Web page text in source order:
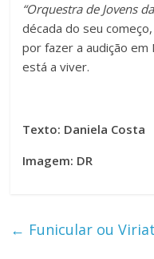
“Orquestra de Jovens
década do seu
por fazer a audição em
está a viver.
Texto: Daniela Costa
Imagem: DR
← Funicular ou